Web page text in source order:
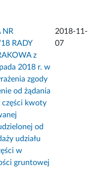
NR
RADY
z
2018 r. w
zgody
od żądania
kwoty
od
udziału
w
gruntowej
2018-11-
07